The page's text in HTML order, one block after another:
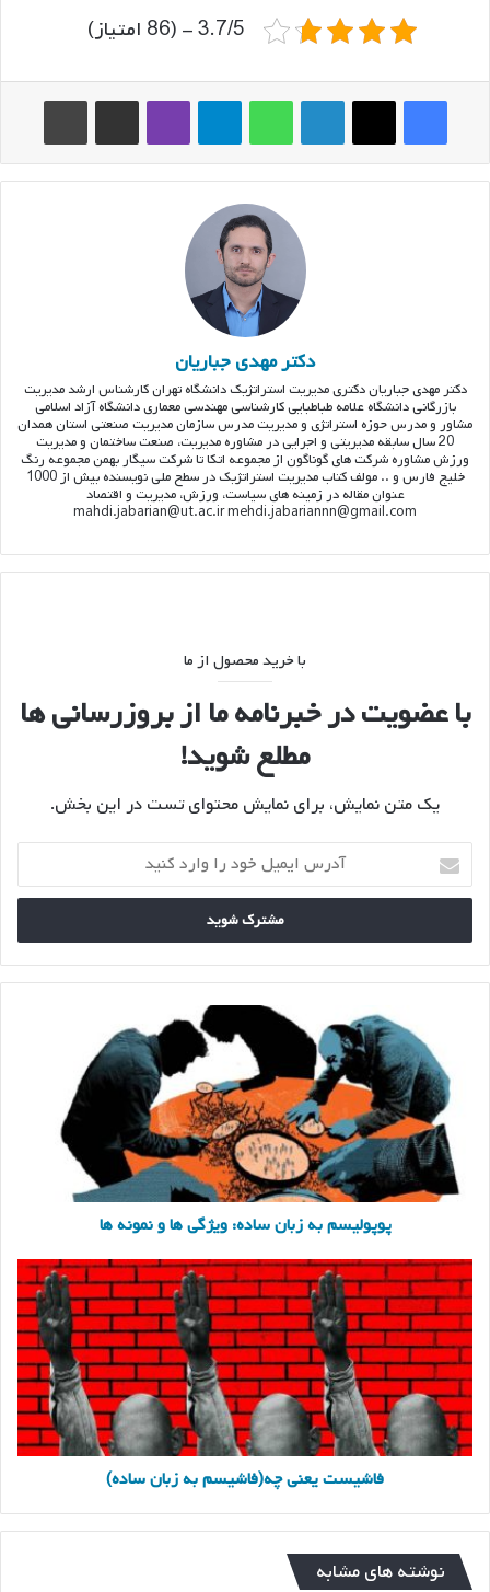
3.7/5 - (86 امتیاز)
فیس بوک ایکس لینکدین واتس آپ تلگرام وایبر اشتراک گذاری از طریق ایمیل چاپ
دکتر مهدی جباریان
دکتر مهدی جباریان دکتری مدیریت استراتژیک دانشگاه تهران کارشناس ارشد مدیریت
بازرگانی دانشگاه علامه طباطبایی کارشناسی مهندسی معماری دانشگاه آزاد اسلامی
مشاور و مدرس حوزه استراتژی و مدیریت مدرس سازمان مدیریت صنعتی استان همدان
20 سال سابقه مدیریتی و اجرایی در مشاوره مدیریت، صنعت ساختمان و مدیریت
ورزش مشاوره شرکت های گوناگون از مجموعه اتکا تا شرکت سیگار بهمن مجموعه رنگ
خلیج فارس و .. مولف کتاب مدیریت استراتژیک در سطح ملی نویسنده بیش از 1000
عنوان مقاله در زمینه های سیاست، ورزش، مدیریت و اقتصاد
mahdi.jabarian@ut.ac.ir mehdi.jabariannn@gmail.com
با خرید محصول از ما
با عضویت در خبرنامه ما از بروزرسانی ها
مطلع شوید!
یک متن نمایش، برای نمایش محتوای تست در این بخش.
آدرس
ایمیل
خود
را
کنید
ساده:
ویژگی
نمونه
پوپولیسم به زبان ساده: ویژگی ها و نمونه ها
فاشیست
یعنی
چه(فاشیسم
به
زبان
ساده)
فاشیست یعنی چه(فاشیسم به زبان ساده)
نوشته های مشابه